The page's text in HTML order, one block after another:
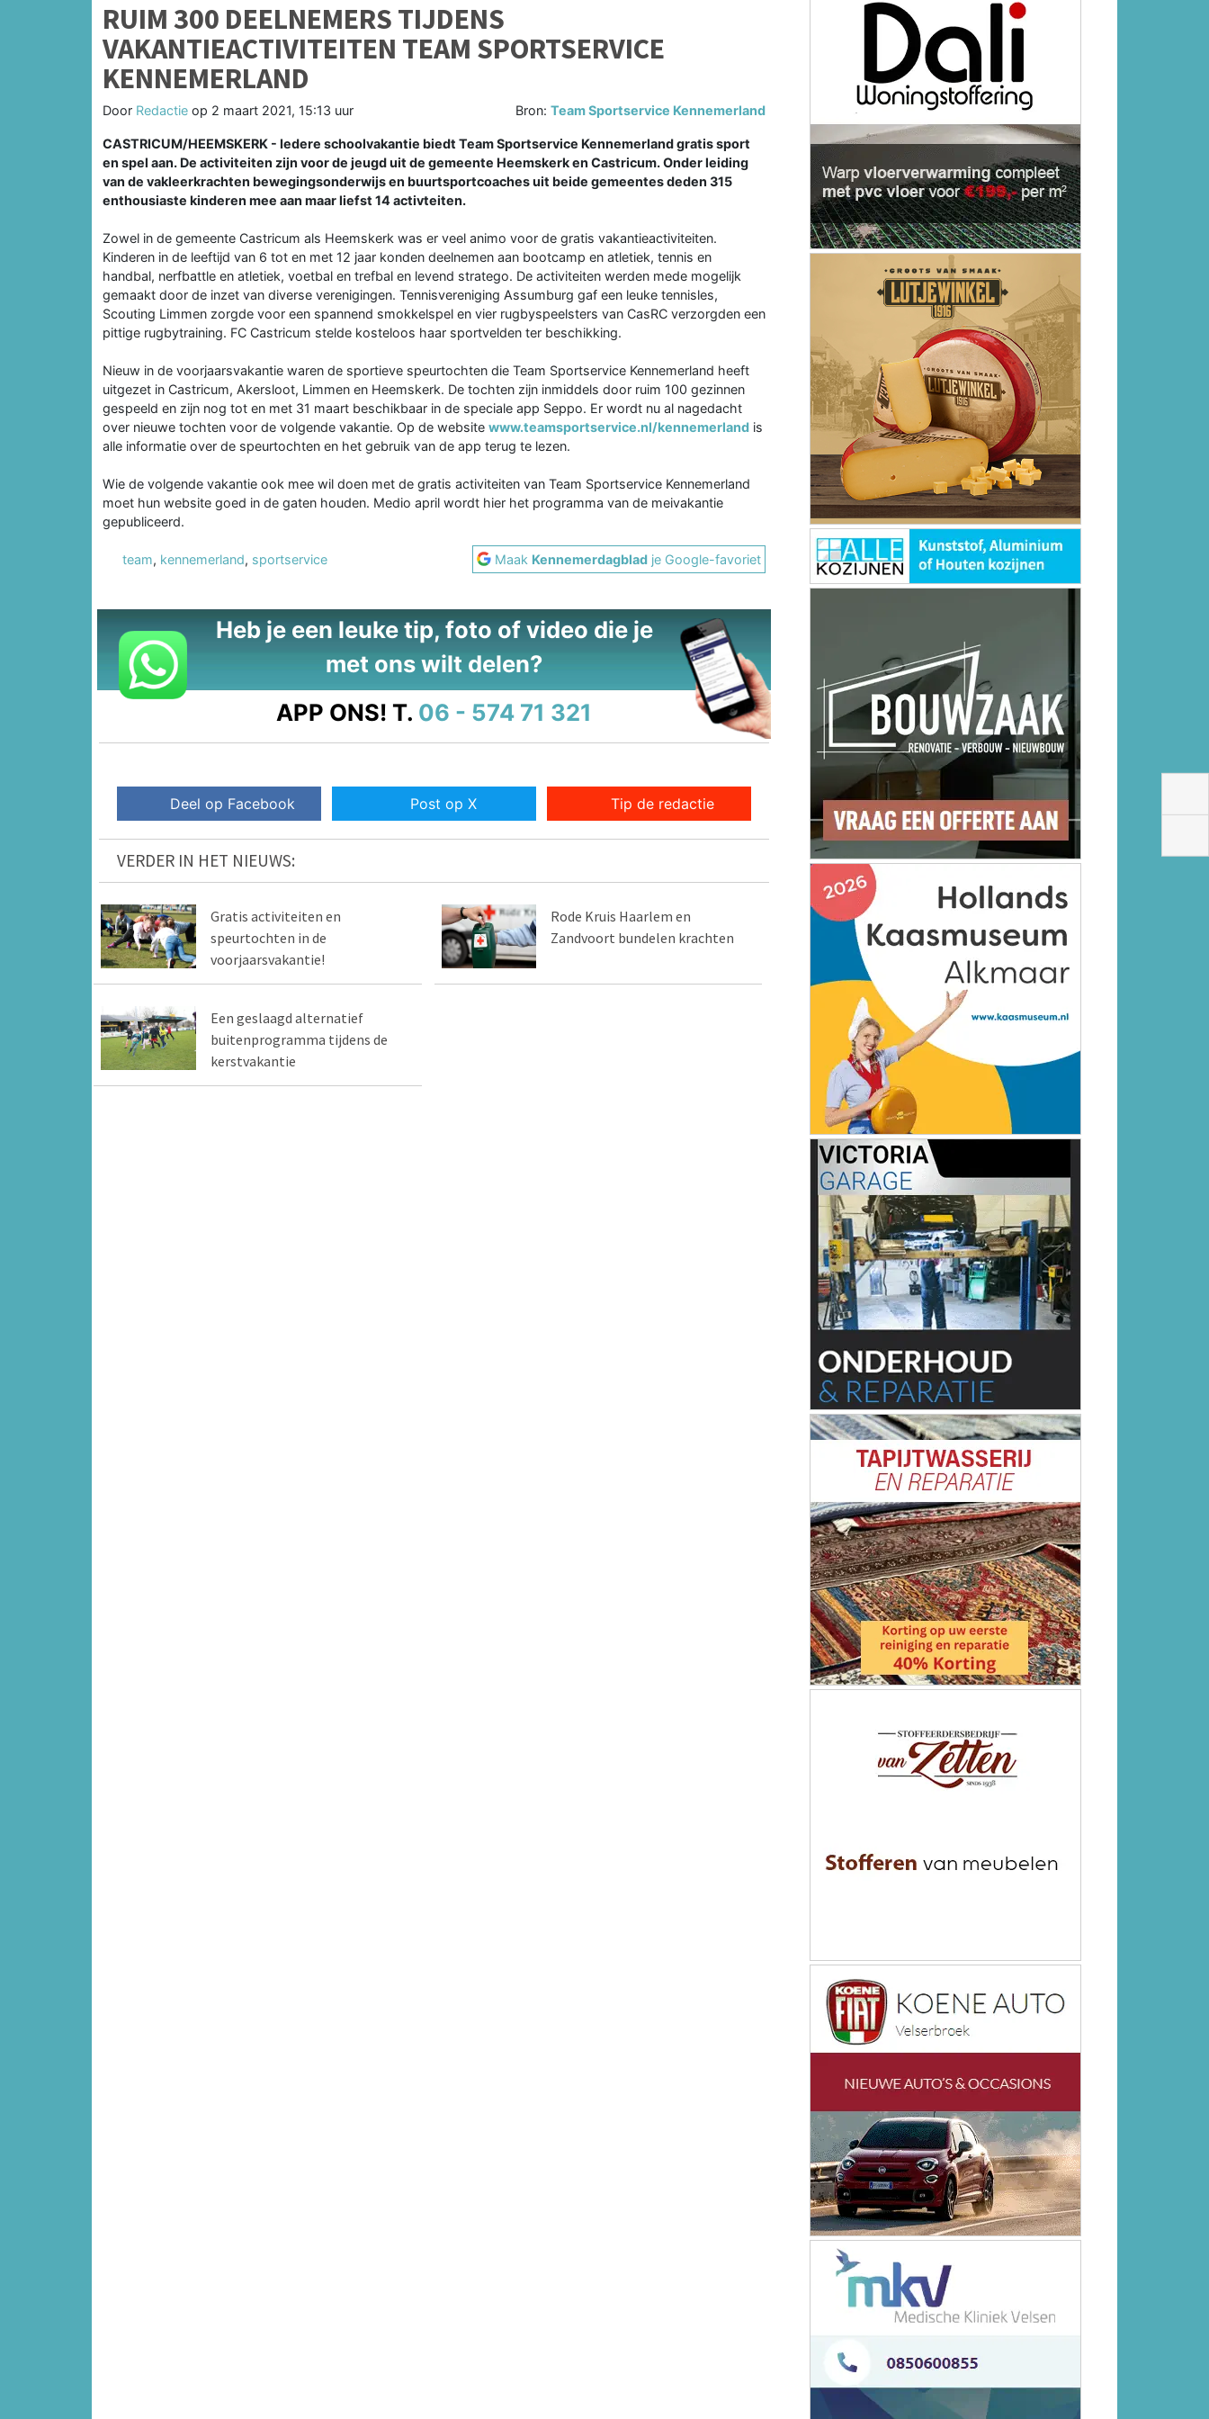
RUIM 300 DEELNEMERS TIJDENS
VAKANTIEACTIVITEITEN TEAM SPORTSERVICE
KENNEMERLAND
Door Redactie op 2 maart 2021, 15:13 uur Bron:Team Sportservice Kennemerland
CASTRICUM/HEEMSKERK - Iedere schoolvakantie biedt Team Sportservice Kennemerland gratis sport
en spel aan. De activiteiten zijn voor de jeugd uit de gemeente Heemskerk en Castricum. Onder leiding
van de vakleerkrachten bewegingsonderwijs en buurtsportcoaches uit beide gemeentes deden 315
enthousiaste kinderen mee aan maar liefst 14 activteiten.
Zowel in de gemeente Castricum als Heemskerk was er veel animo voor de gratis vakantieactiviteiten.
Kinderen in de leeftijd van 6 tot en met 12 jaar konden deelnemen aan bootcamp en atletiek, tennis en
handbal, nerfbattle en atletiek, voetbal en trefbal en levend stratego. De activiteiten werden mede mogelijk
gemaakt door de inzet van diverse verenigingen. Tennisvereniging Assumburg gaf een leuke tennisles,
Scouting Limmen zorgde voor een spannend smokkelspel en vier rugbyspeelsters van CasRC verzorgden een
pittige rugbytraining. FC Castricum stelde kosteloos haar sportvelden ter beschikking.
Nieuw in de voorjaarsvakantie waren de sportieve speurtochten die Team Sportservice Kennemerland heeft
uitgezet in Castricum, Akersloot, Limmen en Heemskerk. De tochten zijn inmiddels door ruim 100 gezinnen
gespeeld en zijn nog tot en met 31 maart beschikbaar in de speciale app Seppo. Er wordt nu al nagedacht
over nieuwe tochten voor de volgende vakantie. Op de website www.teamsportservice.nl/kennemerland is
alle informatie over de speurtochten en het gebruik van de app terug te lezen.
Wie de volgende vakantie ook mee wil doen met de gratis activiteiten van Team Sportservice Kennemerland
moet hun website goed in de gaten houden. Medio april wordt hier het programma van de meivakantie
gepubliceerd.
team, kennemerland, sportservice Maak Kennemerdagblad je Google-favoriet
Heb je een leuke tip, foto of video die je
met ons wilt delen?
APP ONS! T. 06 - 574 71 321
Deel op Facebook Post op X Tip de redactie
VERDER IN HET NIEUWS:
Gratis activiteiten en
speurtochten in de
voorjaarsvakantie!
Rode Kruis Haarlem en
Zandvoort bundelen krachten
Een geslaagd alternatief
buitenprogramma tijdens de
kerstvakantie